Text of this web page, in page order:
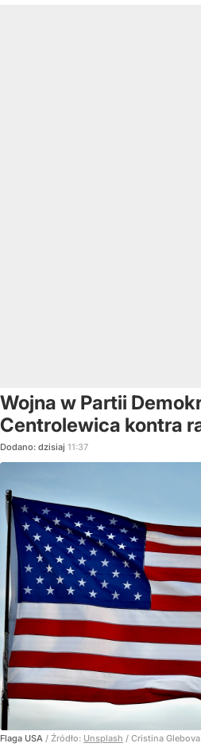
Wojna w Partii
Centrolewica kontra
Dodano: dzisiaj 11:37
Flaga USA / Źródło: Unsplash / Cristina Glebova